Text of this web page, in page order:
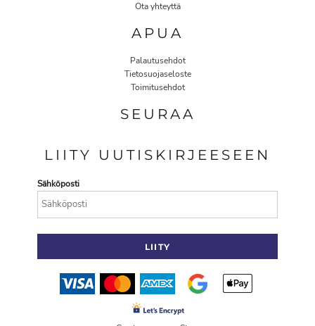
Ota yhteyttä
APUA
Palautusehdot
Tietosuojaseloste
Toimitusehdot
SEURAA
LIITY UUTISKIRJEESEEN
Sähköposti
LIITY